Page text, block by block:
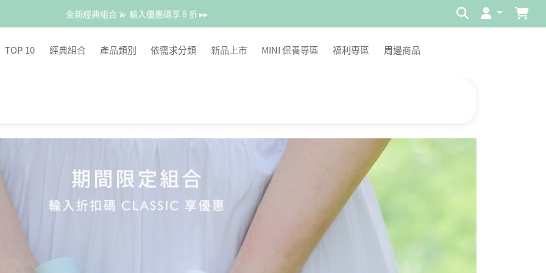
全新經典組合 💫 輸入優惠碼享 8 折 ▸▸
TOP 10 經典組合 產品類別 依需求分類 新品上市 MINI 保養專區 福利專區 周邊商品